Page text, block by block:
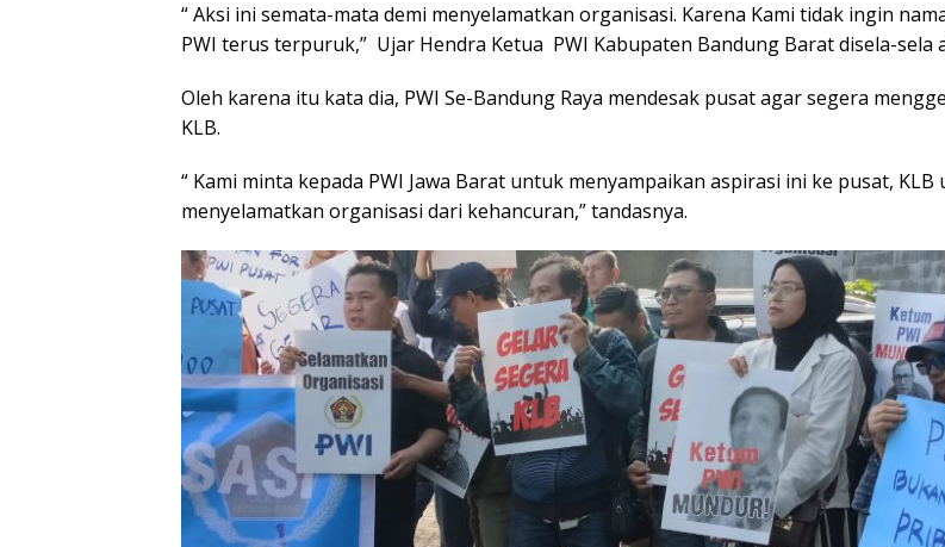
“ Aksi ini semata-mata demi menyelamatkan organisasi. Karena Kami tidak ingin
PWI terus terpuruk,” Ujar Hendra Ketua PWI Kabupaten Bandung Barat disela-sela
Oleh karena itu kata dia, PWI Se-Bandung Raya mendesak pusat agar segera
KLB.
“ Kami minta kepada PWI Jawa Barat untuk menyampaikan aspirasi ini ke pusat, KLB
menyelamatkan organisasi dari kehancuran,” tandasnya.